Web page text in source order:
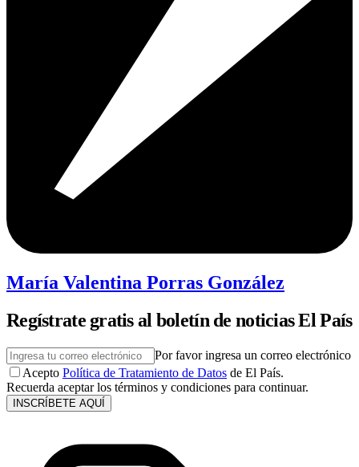
María Valentina Porras González
Regístrate gratis al boletín de noticias El País
Por favor ingresa un correo electrónico
Acepto Política de Tratamiento de Datos de El País.
Recuerda aceptar los términos y condiciones para continuar.
INSCRÍBETE AQUÍ